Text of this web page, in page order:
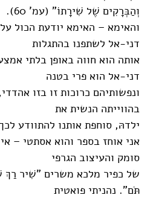
וְהַבְּרָקִים שֶׁל שִׁירָתוֹ" (עמ' 60).
והאימא – האימא יודעת הכול
דני-אל לשתפנו בהתגלות
אותה הוא חווה באופן בלתי
דני-אל הוא פרי בטנה
ונפשותיהם כרוכות זו בזו
בהווייתה הנשית את
ילדהּ, סוחפת אותנו להתוודע
אני אוחז בספר והוא אסתטי –
סומק והעיצוב הגרפי
של כפיר מלכא משרים "שִׁיר
תֹּם". נהניתי פואטית